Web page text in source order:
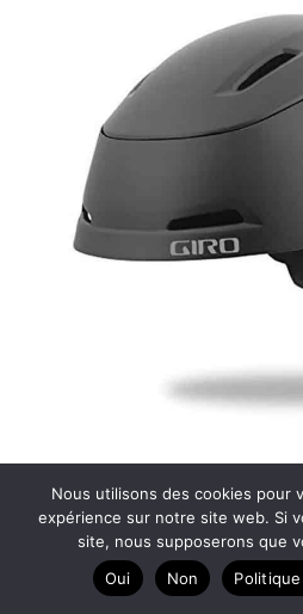
Test du casque de vélo Giro
Nous utilisons des cookies pour
expérience sur notre site web. Si
site, nous supposerons que
Oui
Non